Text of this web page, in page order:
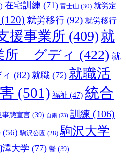
在宅訓練 (71) 富士山 (30) 就労定
(120) 就労移行 (92) 就労移行
援事業所 (409)就
所 グディ (422) 就
(82) 就職 (72) 就職活
(501) 福祉 (47) 統合
事態宣言 (39) 自粛 (23) 訓練 (106)
(56) 駒沢公園 (28) 駒沢大学
澤大学 (77) 鬱 (39)